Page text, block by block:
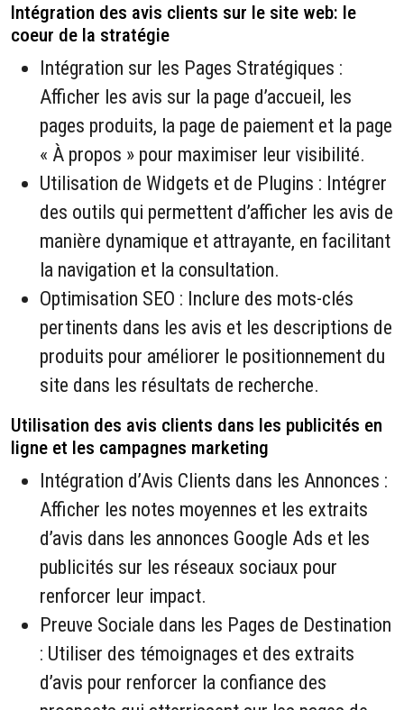
Intégration des avis clients sur le site web: le
coeur de la stratégie
Intégration sur les Pages Stratégiques :
Afficher les avis sur la page d’accueil, les
pages produits, la page de paiement et la page
« À propos » pour maximiser leur visibilité.
Utilisation de Widgets et de Plugins : Intégrer
des outils qui permettent d’afficher les avis de
manière dynamique et attrayante, en facilitant
la navigation et la consultation.
Optimisation SEO : Inclure des mots-clés
pertinents dans les avis et les descriptions de
produits pour améliorer le positionnement du
site dans les résultats de recherche.
Utilisation des avis clients dans les publicités en
ligne et les campagnes marketing
Intégration d’Avis Clients dans les Annonces :
Afficher les notes moyennes et les extraits
d’avis dans les annonces Google Ads et les
publicités sur les réseaux sociaux pour
renforcer leur impact.
Preuve Sociale dans les Pages de Destination
: Utiliser des témoignages et des extraits
d’avis pour renforcer la confiance des